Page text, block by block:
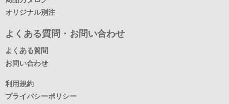
オリジナル別注
よくある質問・お問い合わせ
よくある質問
お問い合わせ
利用規約
プライバシーポリシー